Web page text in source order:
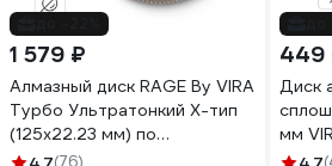
1 579 ₽
Алмазный диск RAGE By VIRA
Турбо Ультратонкий Х-тип
(125х22.23 мм) по
керамограниту 605124
(76)
449
Диск
мм